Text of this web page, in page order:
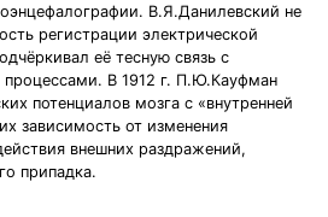
В.Я.Данилевский не
регистрации электрической
её тесную связь с
В 1912 г. П.Ю.Кауфман
потенциалов мозга с «внутренней
зависимость от изменения
внешних раздражений,
припадка.